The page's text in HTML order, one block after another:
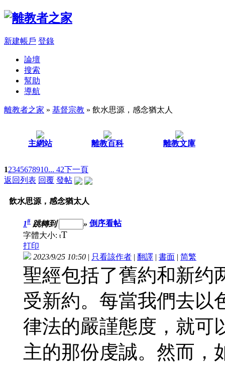
新建帳戶 登錄
論壇
搜索
幫助
導航
離教者之家 » 基督宗教 » 飲水思源，感念猶太人
主網站 離教百科 離教文庫
12345678910... 42下一頁
返回列表 回覆 發帖
飲水思源，感念猶太人
1# 跳轉到 » 倒序看帖
字體大小: tT
打印
2023/9/25 10:50 | 只看該作者 | 翻譯 | 書面 | 简繁
聖經包括了舊約和新约
受新約。每當我們去以
律法的嚴謹態度，就可
主的那份虔誠。然而，